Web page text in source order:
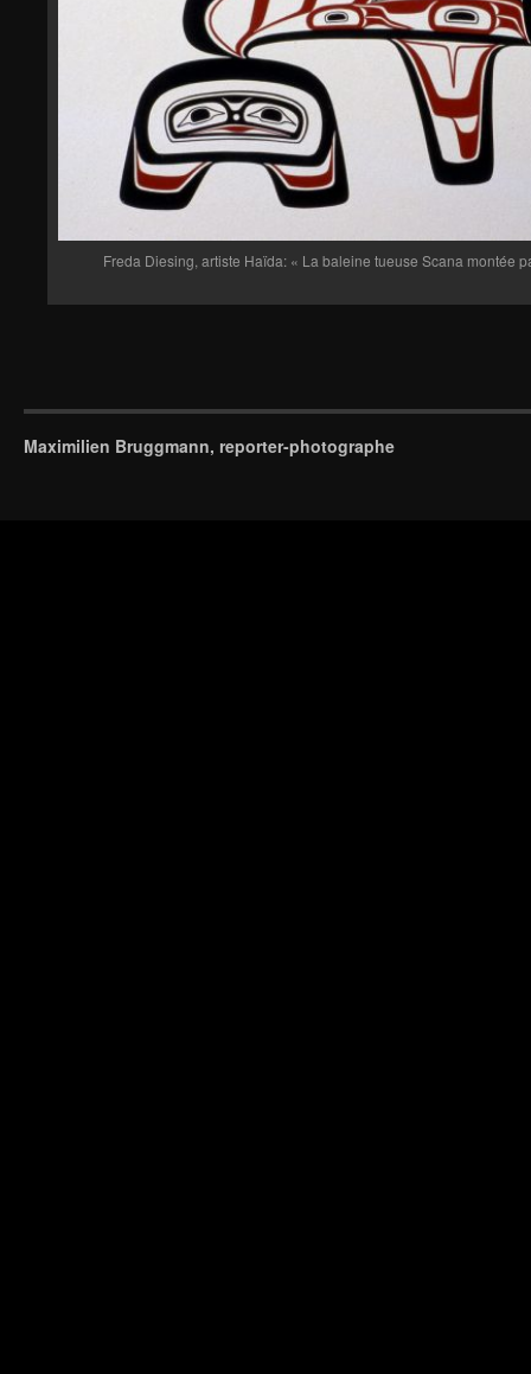
Freda Diesing, artiste Haïda: « La baleine tueuse Scana montée
Maximilien Bruggmann, reporter-photographe